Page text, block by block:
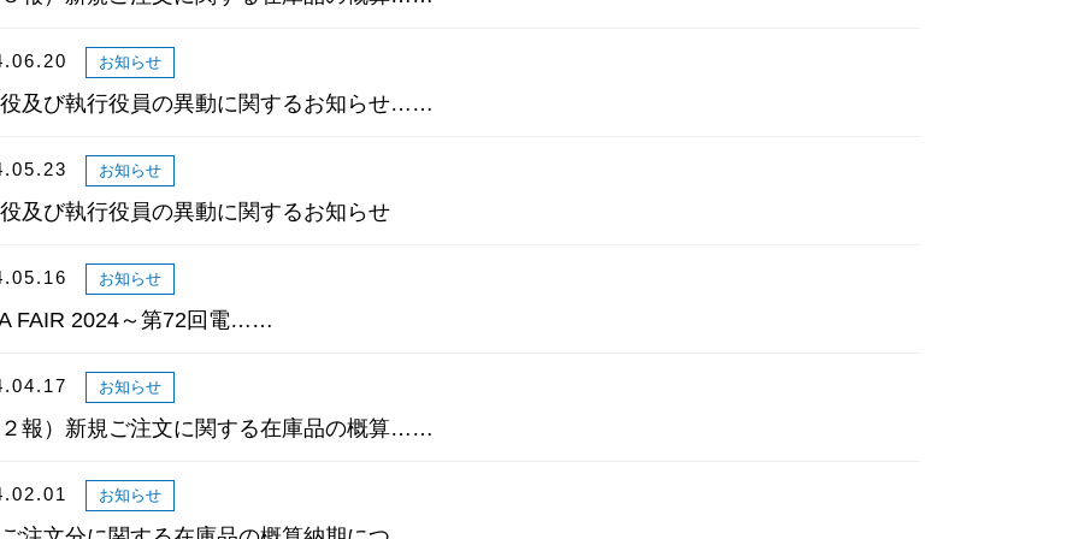
お知らせ
及び執行役員の異動に関するお知らせ……
お知らせ
及び執行役員の異動に関するお知らせ
お知らせ
FAIR 2024～第72回電……
お知らせ
報）新規ご注文に関する在庫品の概算……
お知らせ